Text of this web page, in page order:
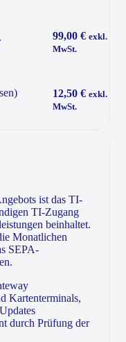
99,00 € exkl.
MwSt.
12,50 € exkl.
MwSt.
ist das TI-
TI-Zugang
beinhaltet.
Monatlichen
SEPA-
Kartenterminals,
durch Prüfung der